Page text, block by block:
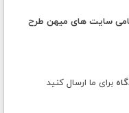
سایت های میهن طرح
برای ما ارسال کنید